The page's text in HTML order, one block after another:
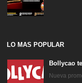
LO MAS POPULAR
Bollycao
Nueva